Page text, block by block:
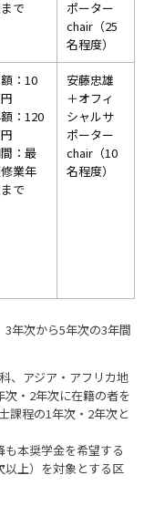
で
ポーター
chair（25
名程度）
：10
：120
：最
業年
で
安藤忠雄
＋オフィ
シャルサ
ポーター
chair（10
名程度）
年次から5年次の3年間
、アジア・アフリカ地
・2年次に在籍の者を
課程の1年次・2年次と
本奨学金を希望する
以上）を対象とする区